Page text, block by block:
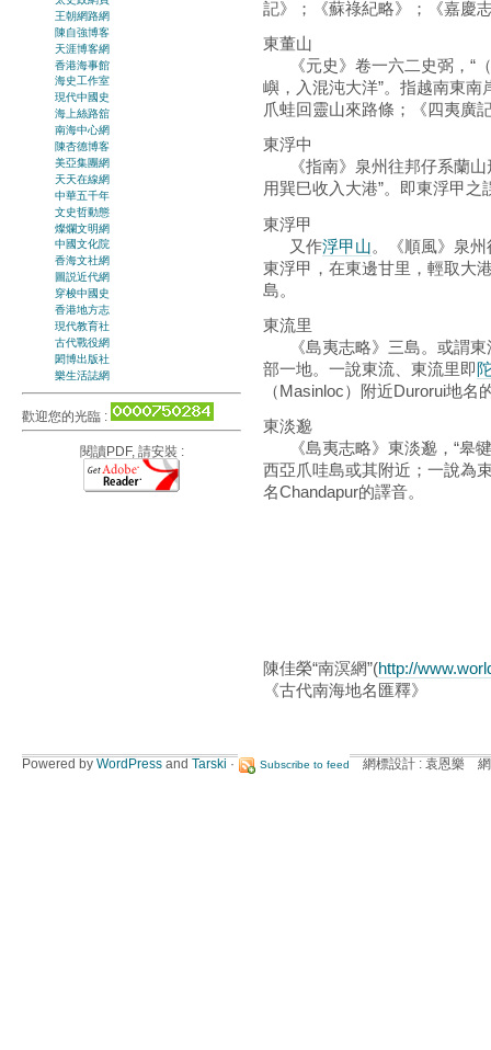
記》；《蘇祿紀略》；《嘉慶
東董山
《元史》卷一六二史弼，“
嶼，入混沌大洋”。指越南東
爪蛙回靈山來路條；《四夷廣
東浮中
《指南》泉州往邦仔系蘭山
用巽巳收入大港”。即東浮甲之
東浮甲
又作浮甲山。《順風》泉
東浮甲，在東邊甘里，輕取大
島。
東流里
《島夷志略》三島。或謂東
部一地。一說東流、東流里即
（Masinloc）附近Durorui地名
東淡邈
《島夷志略》東淡邈，“皋犍
西亞爪哇島或其附近；一說為
名Chandapur的譯音。
陳佳榮“南溟網”(http://
《古代南海地名匯釋》
王朝網路網
陳自強博客
天涯博客網
香港海事館
海史工作室
現代中國史
海上絲路舘
南海中心網
陳杏德博客
美亞集團網
天天在線網
中華五千年
文史哲動態
燦爛文明網
中國文化院
香海文社網
圖説近代網
穿梭中國史
香港地方志
現代教育社
古代戰役網
閎博出版社
樂生活誌網
歡迎您的光臨 :
閱讀PDF, 請安裝 :
Powered by WordPress and Tarski · Subscribe to feed 網標設計 : 袁恩樂 網